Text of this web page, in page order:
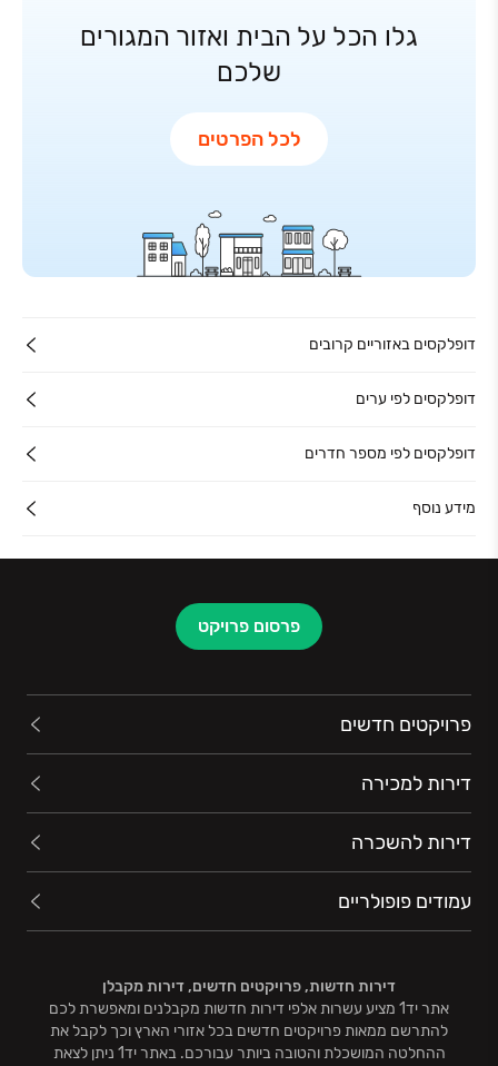
גלו הכל על הבית ואזור המגורים
שלכם
לכל הפרטים
דופלקסים באזוריים קרובים
דופלקסים לפי ערים
דופלקסים לפי מספר חדרים
מידע נוסף
פרסום פרויקט
פרויקטים חדשים
דירות למכירה
דירות להשכרה
עמודים פופולריים
דירות חדשות, פרויקטים חדשים, דירות מקבלן
אתר יד1 מציע עשרות אלפי דירות חדשות מקבלנים ומאפשרת לכם
להתרשם ממאות פרויקטים חדשים בכל אזורי הארץ וכך לקבל את
ההחלטה המושכלת והטובה ביותר עבורכם. באתר יד1 ניתן לצאת